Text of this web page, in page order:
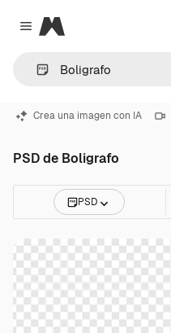
Close menu
Magnific
Crea una imagen con IA
PSD de Boligrafo
PSD